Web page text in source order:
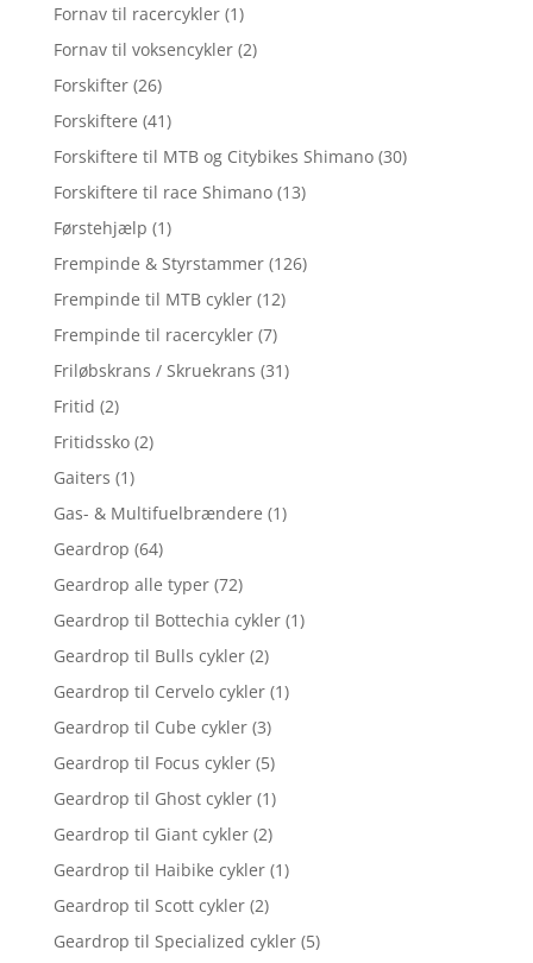
Fornav til racercykler (1)
Fornav til voksencykler (2)
Forskifter (26)
Forskiftere (41)
Forskiftere til MTB og Citybikes Shimano (30)
Forskiftere til race Shimano (13)
Førstehjælp (1)
Frempinde & Styrstammer (126)
Frempinde til MTB cykler (12)
Frempinde til racercykler (7)
Friløbskrans / Skruekrans (31)
Fritid (2)
Fritidssko (2)
Gaiters (1)
Gas- & Multifuelbrændere (1)
Geardrop (64)
Geardrop alle typer (72)
Geardrop til Bottechia cykler (1)
Geardrop til Bulls cykler (2)
Geardrop til Cervelo cykler (1)
Geardrop til Cube cykler (3)
Geardrop til Focus cykler (5)
Geardrop til Ghost cykler (1)
Geardrop til Giant cykler (2)
Geardrop til Haibike cykler (1)
Geardrop til Scott cykler (2)
Geardrop til Specialized cykler (5)